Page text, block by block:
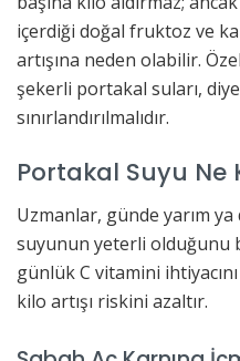
içerdiği doğal fruktoz ve
artışına neden olabilir.
şekerli portakal suları,
sınırlandırılmalıdır.
Portakal Suyu Ne
Uzmanlar, günde yarım
suyunun yeterli olduğunu
günlük C vitamini
kilo artışı riskini azaltır.